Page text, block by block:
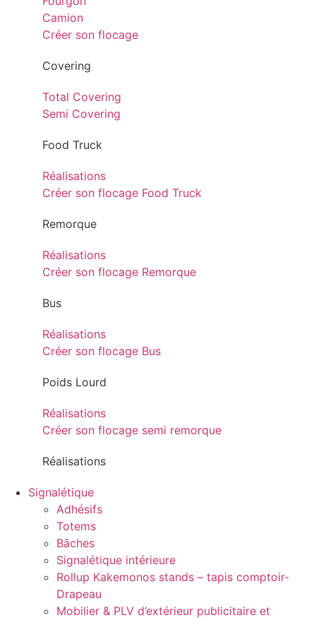
Camion
Créer son flocage
Covering
Total Covering
Semi Covering
Food Truck
Réalisations
Créer son flocage Food Truck
Remorque
Réalisations
Créer son flocage Remorque
Bus
Réalisations
Créer son flocage Bus
Poids Lourd
Réalisations
Créer son flocage semi remorque
Réalisations
Signalétique
Adhésifs
Totems
Bâches
Signalétique intérieure
Rollup Kakemonos stands – tapis comptoir-
Drapeau
Mobilier & PLV d’extérieur publicitaire et